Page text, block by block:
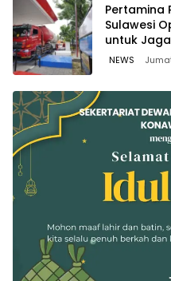
Pertamina
Sulawesi
untuk
di Seluruh
NEWS